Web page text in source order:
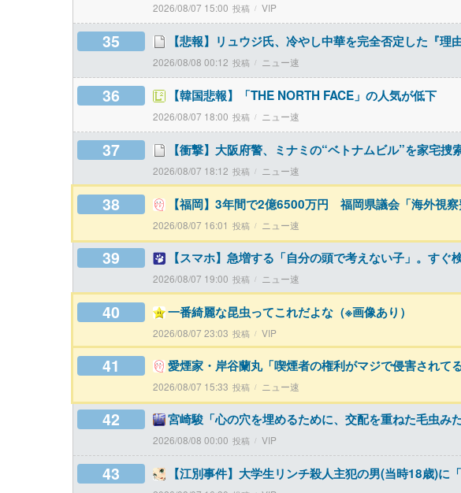
2026/08/07 15:00 VIP
35 【悲報】リュウジ氏、冷やし中華を完全否定した『理
2026/08/08 00:12 ニュー速
36 【韓国悲報】「THE NORTH FACE」の人気が低下
2026/08/07 18:00 ニュー速
37 【衝撃】大阪府警、ミナミの“ベトナムビル”を家宅捜
2026/08/07 18:12 ニュー速
38 【福岡】3年間で2億6500万円 福岡県議会「海外視
2026/08/07 16:01 ニュー速
39 【スマホ】急増する「自分の頭で考えない子」。す
2026/08/07 19:00 ニュー速
40 一番綺麗な昆虫ってこれだよな（※画像あり）
2026/08/07 23:03 VIP
41 愛煙家・岸谷蘭丸「喫煙者の権利がマジで侵害され
2026/08/07 15:33 ニュー速
42 宮崎駿「心の穴を埋めるために、交配を重ねた毛虫
2026/08/08 00:00 VIP
43 【江別事件】大学生リンチ殺人主犯の男(当時18歳)に